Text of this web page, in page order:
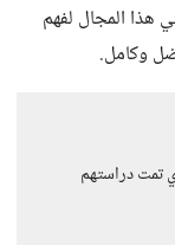
هذا المجال لفهم
وكامل.
تمت دراستهم